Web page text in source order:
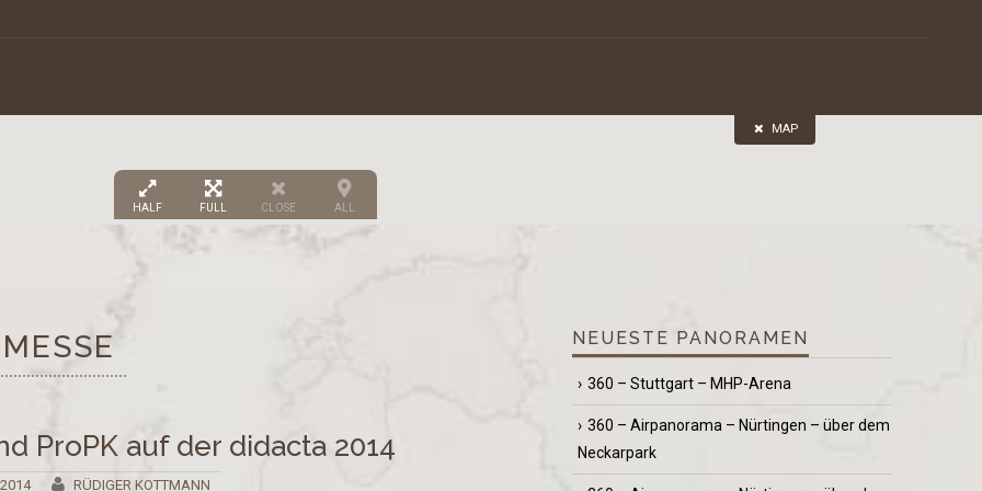
MAP
HALF FULL CLOSE ALL
MESSE
ProPK auf der didacta 2014
RÜDIGER KOTTMANN
NEUESTE PANORAMEN
360 – Stuttgart – MHP-Arena
360 – Airpanorama – Nürtingen – über dem
Neckarpark